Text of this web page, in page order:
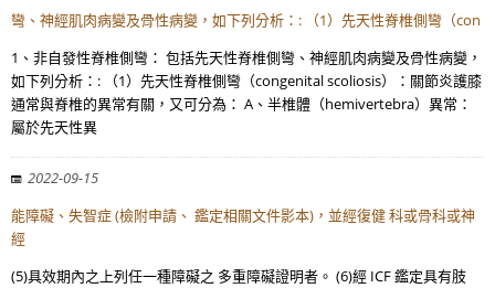
彎、神經肌肉病變及骨性病變，如下列分析：: （1）先天性脊椎側彎（con
1、非自發性脊椎側彎： 包括先天性脊椎側彎、神經肌肉病變及骨性病變，
如下列分析：: （1）先天性脊椎側彎（congenital scoliosis）：關節炎護膝
通常與脊椎的異常有關，又可分為： A、半椎體（hemivertebra）異常：
屬於先天性異
2022-09-15
能障礙、失智症 (檢附申請、 鑑定相關文件影本)，並經復健 科或骨科或神
經
(5)具效期內之上列任一種障礙之 多重障礙證明者。 (6)經 ICF 鑑定具有肢